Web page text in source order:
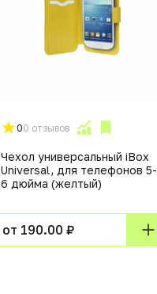
00 отзывов
Чехол универсальный iBox
Universal, для телефонов 5-
6 дюйма (желтый)
от 190.00 ₽